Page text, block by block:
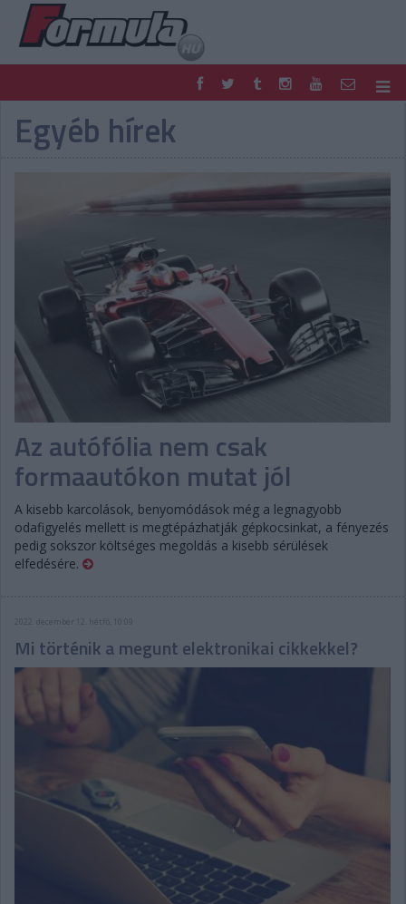
F1
FORMULA
EGYÉB
SHOP
DIGITÁLIS MAGAZIN
VERSENYNAPTÁRAK
Egyéb hírek
Az autófólia nem csak
formaautókon mutat jól
A kisebb karcolások, benyomódások még a legnagyobb
odafigyelés mellett is megtépázhatják gépkocsinkat, a fényezés
pedig sokszor költséges megoldás a kisebb sérülések
elfedésére.
2022. december 12. hétfő, 10:09
Mi történik a megunt elektronikai cikkekkel?